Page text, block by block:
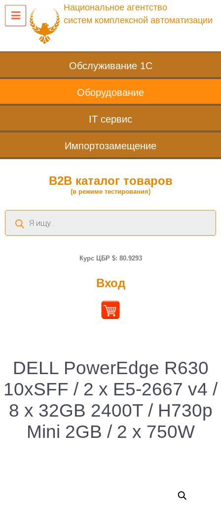
Национальное агентство
систем комплексной автоматизации
Обслуживание 1С
Оборудование
IT сервис
Импортозамещение
B2B каталог товаров
(в режиме тестирования)
Поиск
товаров
Курс ЦБР $: 80.9293
Вход
DELL PowerEdge R630
10xSFF / 2 x E5-2667 v4 /
8 x 32GB 2400T / H730p
Mini 2GB / 2 x 750W